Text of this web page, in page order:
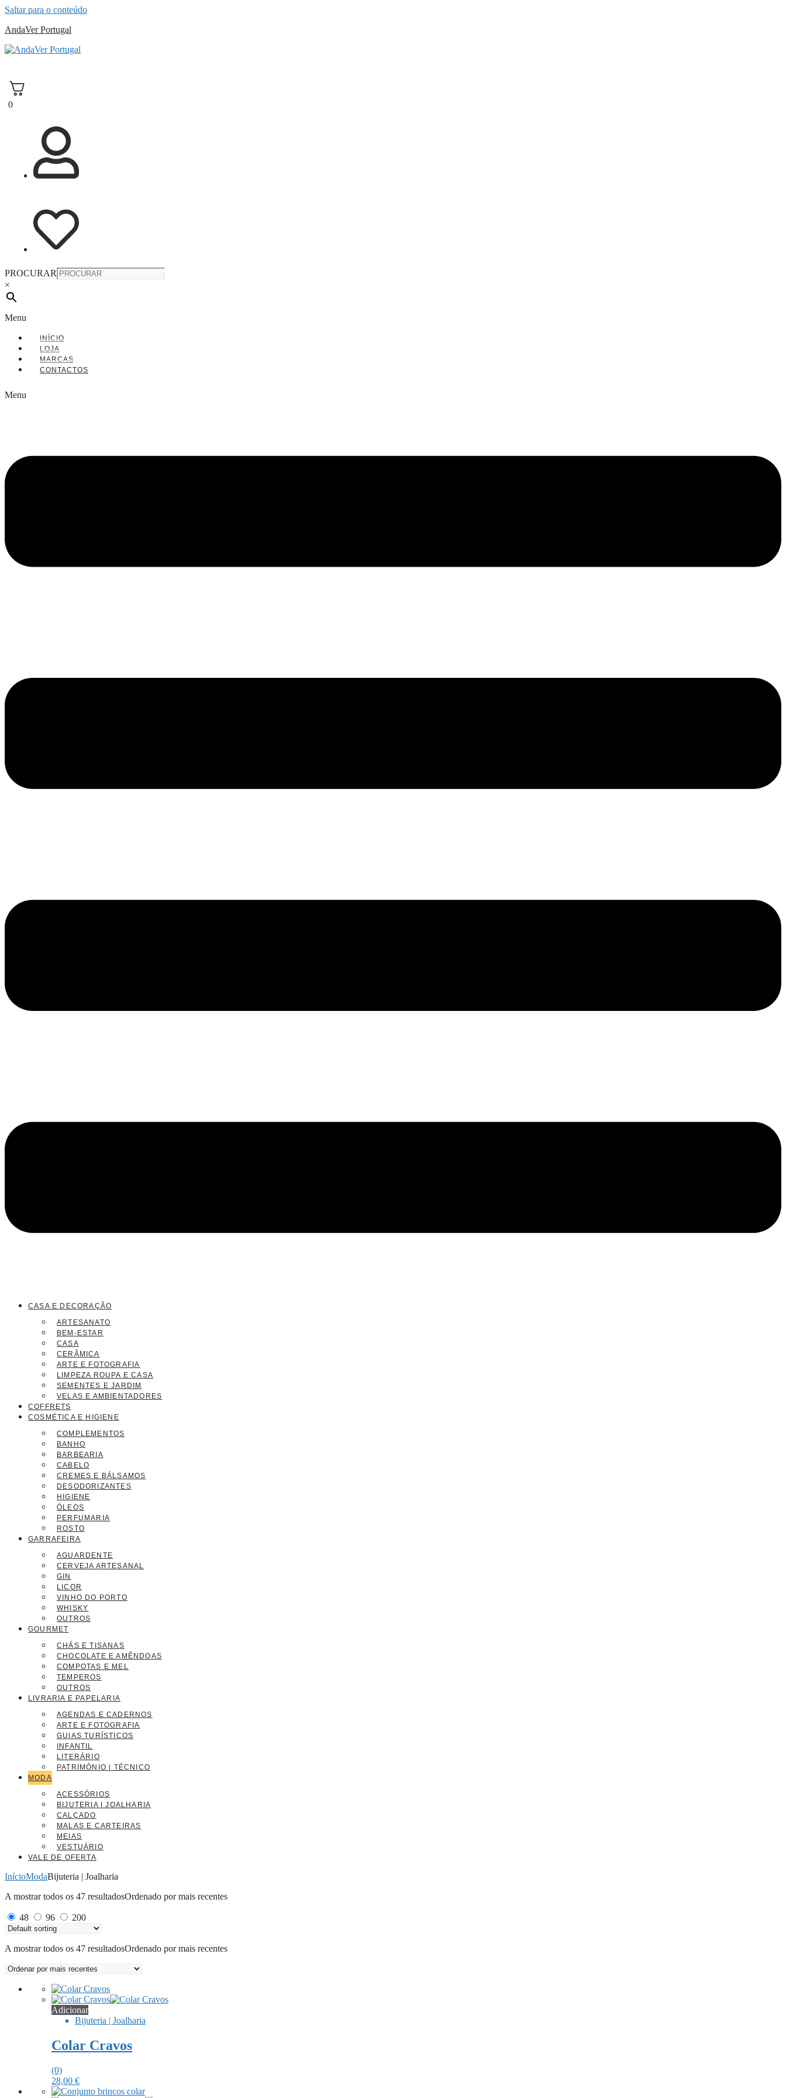
Saltar para o conteúdo
AndaVer Portugal
0
PROCURAR
×
Menu
INÍCIO
LOJA
MARCAS
CONTACTOS
Menu
CASA E DECORAÇÃO
ARTESANATO
BEM-ESTAR
CASA
CERÂMICA
ARTE E FOTOGRAFIA
LIMPEZA ROUPA E CASA
SEMENTES E JARDIM
VELAS E AMBIENTADORES
COFFRETS
COSMÉTICA E HIGIENE
COMPLEMENTOS
BANHO
BARBEARIA
CABELO
CREMES E BÁLSAMOS
DESODORIZANTES
HIGIENE
ÓLEOS
PERFUMARIA
ROSTO
GARRAFEIRA
AGUARDENTE
CERVEJA ARTESANAL
GIN
LICOR
VINHO DO PORTO
WHISKY
OUTROS
GOURMET
CHÁS E TISANAS
CHOCOLATE E AMÊNDOAS
COMPOTAS E MEL
TEMPEROS
OUTROS
LIVRARIA E PAPELARIA
AGENDAS E CADERNOS
ARTE E FOTOGRAFIA
GUIAS TURÍSTICOS
INFANTIL
LITERÁRIO
PATRIMÓNIO | TÉCNICO
MODA
ACESSÓRIOS
BIJUTERIA | JOALHARIA
CALÇADO
MALAS E CARTEIRAS
MEIAS
VESTUÁRIO
VALE DE OFERTA
InícioModaBijuteria | Joalharia
A mostrar todos os 47 resultadosOrdenado por mais recentes
48 96 200
A mostrar todos os 47 resultadosOrdenado por mais recentes
Adicionar
Bijuteria | Joalharia
Colar Cravos
(0)
28,00 €